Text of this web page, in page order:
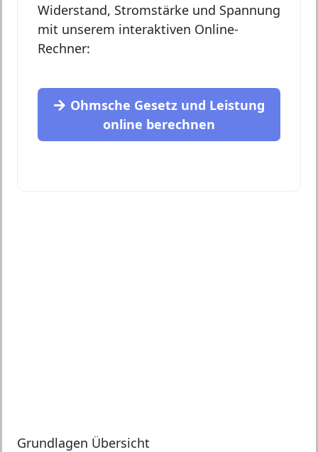
Widerstand, Stromstärke und Spannung
mit unserem interaktiven Online-
Rechner:
Ohmsche Gesetz und Leistung
online berechnen
Grundlagen Übersicht